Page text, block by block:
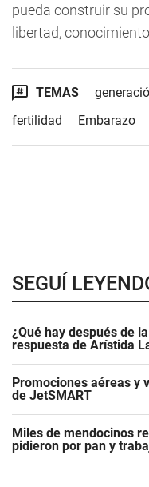
pueda construir su
libertad,
TEMAS
fertilidad
Embarazo
SEGUÍ
¿Qué hay después de
respuesta de Arístida
Promociones aéreas y
de JetSMART
Miles de mendocinos
pidieron por pan y